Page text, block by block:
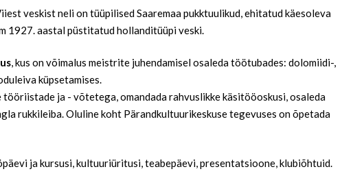
veskist neli on tüüpilised Saaremaa pukktuulikud, ehitatud käesoleva
1927. aastal püstitatud hollanditüüpi veski.
, kus on võimalus meistrite juhendamisel osaleda töötubades: dolomiidi-,
küpsetamises.
ja - võtetega, omandada rahvuslikke käsitööoskusi, osaleda
rukkileiba. Oluline koht Pärandkultuurikeskuse tegevuses on õpetada
ja kursusi, kultuuriüritusi, teabepäevi, presentatsioone, klubiõhtuid.